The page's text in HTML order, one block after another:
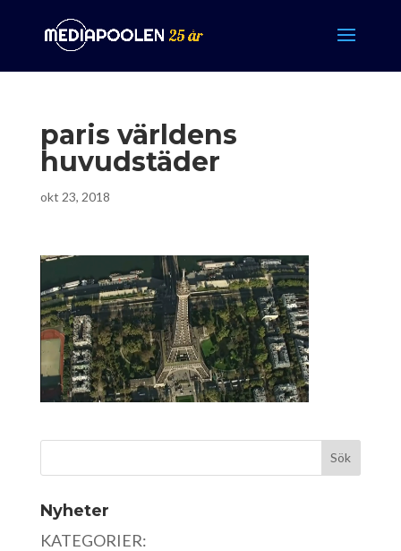
paris världens
huvudstäder
okt 23, 2018
Nyheter
KATEGORIER: